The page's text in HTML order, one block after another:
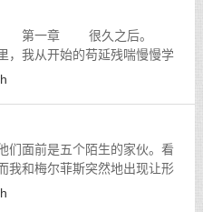
之后。
，我从开始的苟延残喘慢慢学
面前是五个陌生的家伙。看
我和梅尔菲斯突然地出现让形